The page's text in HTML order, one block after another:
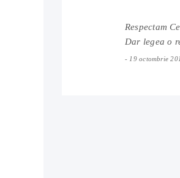
Respectam
Dar legea o
19 octombrie